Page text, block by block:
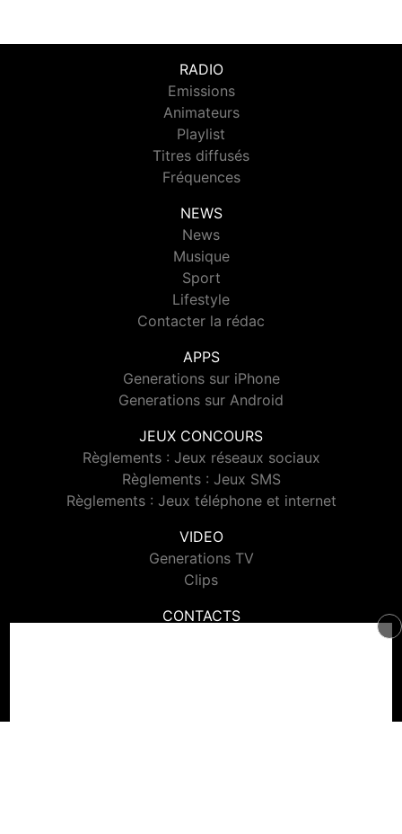
RADIO
Emissions
Animateurs
Playlist
Titres diffusés
Fréquences
NEWS
News
Musique
Sport
Lifestyle
Contacter la rédac
APPS
Generations sur iPhone
Generations sur Android
JEUX CONCOURS
Règlements : Jeux réseaux sociaux
Règlements : Jeux SMS
Règlements : Jeux téléphone et internet
VIDEO
Generations TV
Clips
CONTACTS